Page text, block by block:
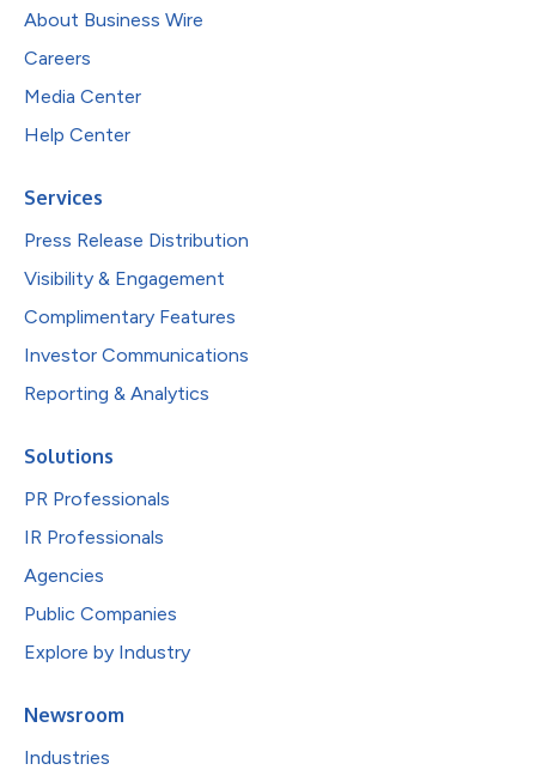
About Business Wire
Careers
Media Center
Help Center
Services
Press Release Distribution
Visibility & Engagement
Complimentary Features
Investor Communications
Reporting & Analytics
Solutions
PR Professionals
IR Professionals
Agencies
Public Companies
Explore by Industry
Newsroom
Industries